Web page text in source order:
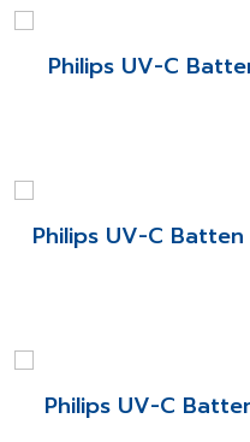
Philips UV-C
Philips UV-C Batten
Philips UV-C